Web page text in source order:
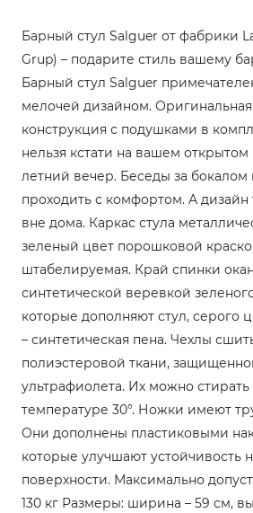
Барный стул Salguer от фабрики
Grup) – подарите стиль вашему
Барный стул Salguer
мелочей дизайном. Оригинальная
конструкция с подушками в
нельзя кстати на вашем
летний вечер. Беседы за бокалом
проходить с комфортом. А дизайн
вне дома. Каркас стула
зеленый цвет порошковой
штабелируемая. Край спинки
синтетической веревкой
которые дополняют стул, серого
– синтетическая пена. Чехлы
полиэстеровой ткани,
ультрафиолета. Их можно
температуре 30°. Ножки имеют
Они дополнены пластиковыми
которые улучшают устойчивость
поверхности. Максимально
130 кг Размеры: ширина – 59 см,